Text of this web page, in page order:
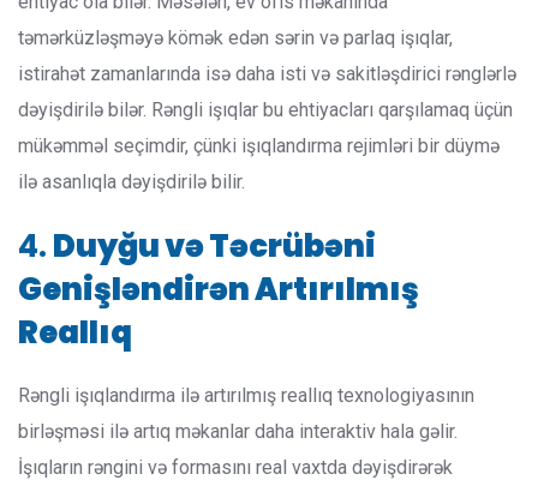
təmərküzləşməyə kömək edən sərin və parlaq işıqlar,
istirahət zamanlarında isə daha isti və sakitləşdirici rənglərlə
dəyişdirilə bilər. Rəngli işıqlar bu ehtiyacları qarşılamaq üçün
mükəmməl seçimdir, çünki işıqlandırma rejimləri bir düymə
ilə asanlıqla dəyişdirilə bilir.
4.Duyğu və Təcrübəni
Genişləndirən Artırılmış
Reallıq
Rəngli işıqlandırma ilə artırılmış reallıq texnologiyasının
birləşməsi ilə artıq məkanlar daha interaktiv hala gəlir.
İşıqların rəngini və formasını real vaxtda dəyişdirərək